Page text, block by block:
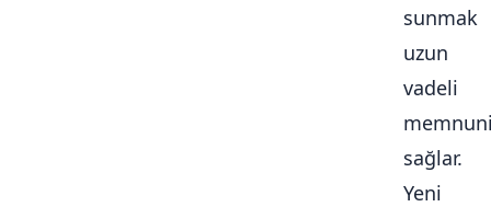
sunmak
uzun
vadeli
sağlar.
Yeni